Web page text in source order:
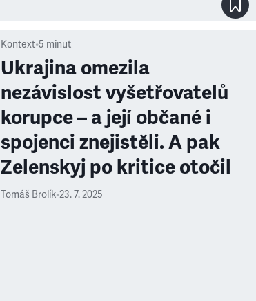
Kontext•5 minut
Ukrajina omezila
nezávislost vyšetřovatelů
korupce –⁠⁠⁠⁠⁠⁠ a její občané i
spojenci znejistěli. A pak
Zelenskyj po kritice otočil
Tomáš Brolík•23. 7. 2025